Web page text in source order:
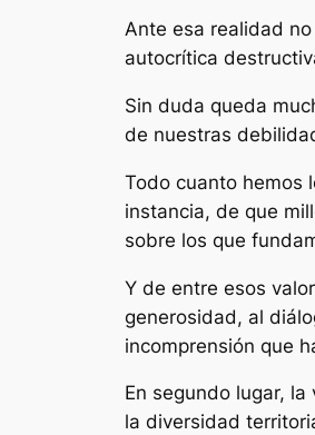
Ante esa realidad
autocrítica
Sin duda queda
de nuestras
Todo cuanto hemos
instancia, de que
sobre los que
Y de entre esos
generosidad, al
incomprensión que
En segundo lugar,
la diversidad